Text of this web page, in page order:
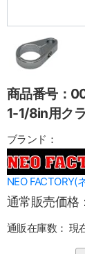
商品番号：
1-1/8in用ク
ブランド：
NEO FACTORY(
通常販売価格：
通販在庫数： 現